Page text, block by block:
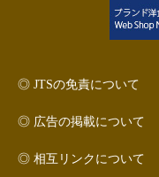
◎ JTSの免責について
◎ 広告の掲載について
◎ 相互リンクについて